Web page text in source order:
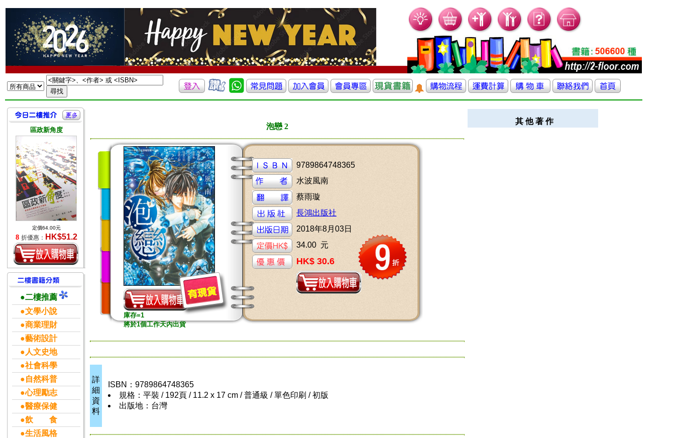
區政新角度
定價64.00元
8 折優惠： HK$51.2
●二樓推薦
●文學小說
●商業理財
●藝術設計
●人文史地
●社會科學
●自然科普
●心理勵志
●醫療保健
●飲 食
●生活風格
泡戀 2
庫存=1
將於1個工作天內出貨
9789864748365
水波風南
蔡雨璇
長鴻出版社
2018年8月03日
34.00 元
HK$ 30.6
詳
細
資
料
ISBN：9789864748365
規格：平裝 / 192頁 / 11.2 x 17 cm / 普通級 / 單色印刷 / 初版
出版地：台灣
其 他 著 作